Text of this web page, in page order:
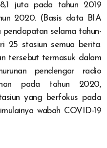
juta pada tahun 2019
2020. (Basis data BIA
selama tahun-
25 stasiun semua berita.
tersebut termasuk dalam
pendengar radio
pada tahun 2020,
yang berfokus pada
wabah COVID-19